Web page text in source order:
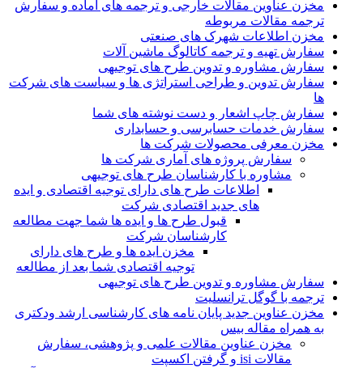
مخزن عناوین مقالات خارجی و ترجمه های آماده و سفارش
ترجمه مقالات مربوطه
مخزن اطلاعات شهرک های صنعتی
سفارش تهیه و ترجمه کاتالوگ ماشین آلات
سفارش مشاوره و تدوین طرح های توجیهی
سفارش تدوین و طراحی استراتژی ها و سیاست های شرکت
ها
سفارش چاپ اشعار و دست نوشته های شما
سفارش خدمات حسابرسی و حسابداری
مخزن معرفی محصولات شرکت ها
سفارش پروژه های آماری شرکت ها
مشاوره با کارشناسان طرح های توجیهی
اطلاعات طرح های دارای توجیه اقتصادی و ایده
های جدید اقتصادی شرکت
قبول طرح ها و ایده ها شما جهت مطالعه
کارشناسان شرکت
مخزن ایده ها و طرح های دارای
توجیه اقتصادی شما بعد از مطالعه
سفارش مشاوره و تدوین طرح های توجیهی
ترجمه با گوگل ترانسلیت
مخزن عناوین جدید پایان نامه های کارشناسی ارشد ودکتری
به همراه مقاله بیس
مخزن عناوین مقالات علمی و پژوهشی، سفارش
مقالات isi و گرفتن اکسپت